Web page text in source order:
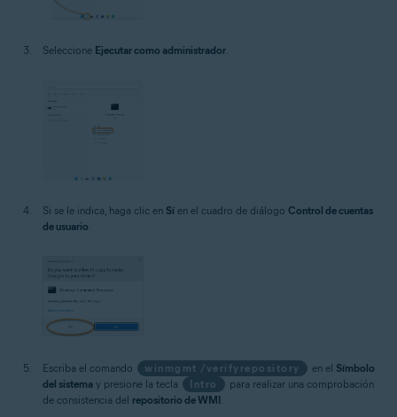
Seleccione Ejecutar como administrador.
Si se le indica, haga clic en Sí en el cuadro de diálogo Control de cuentas
de usuario
Escriba el comando winmgmt /verifyrepository en el Símbolo
del sistema y presione la tecla Intro
para realizar una comprobación
de consistencia del repositorio de WMI.